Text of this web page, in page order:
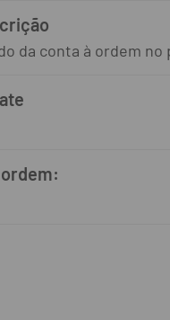
da conta à ordem